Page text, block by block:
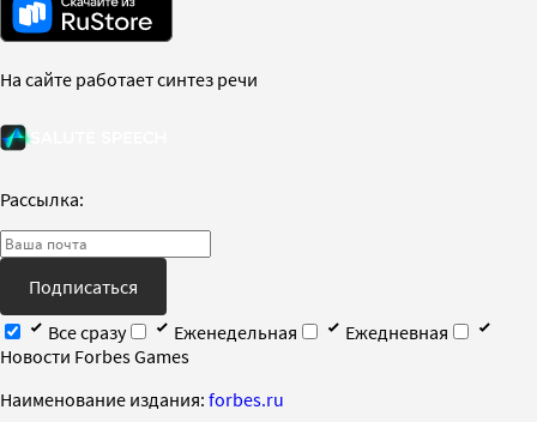
На сайте работает синтез речи
Рассылка:
Подписаться
Все сразу
Еженедельная
Ежедневная
Новости Forbes Games
Наименование издания: forbes.ru